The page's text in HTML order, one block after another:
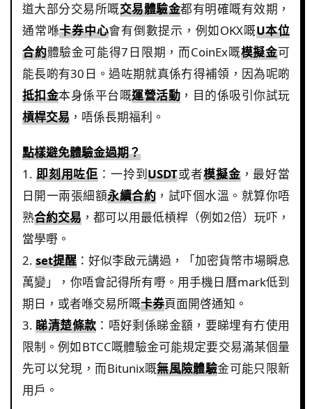
道大部分交易所嘅交易體驗金都有明確嘅有效期，
通常喺卡券中心會有倒數提示，例如OKX嘅U本位
合約體驗金可能得7日限期，而CoinEx嘅模擬金可
能長啲有30日。過咗期就真係冇得補領，因為呢啲
抵扣金本身係平台嘅運營活動 ，目的係吸引你試玩
槓桿交易 ，唔係長期福利。
點樣避免體驗金過期？
1. 即刻用咗佢 ：一拎到USDT或者模擬金，最好當
日開一兩張細額永續合約 ，試吓個水溫。就算你唔
熟合約交易 ，都可以用最低槓桿（例如2倍）玩吓，
當學嘢。
2. set提醒 ：好似李啟元講過，「加密貨幣市場瞬息
萬變」，你唔會記得所有嘢。用手機日曆mark低到
期日，或者喺交易所嘅卡券頁面開啓通知。
3.睇清楚條款 ：唔好剩係睇金額，要睇埋有冇使用
限制。例如BTCC嘅體驗金可能規定要交易滿某個量
先可以兌現，而Bitunix嘅無風險體驗金可能只限新
用戶。